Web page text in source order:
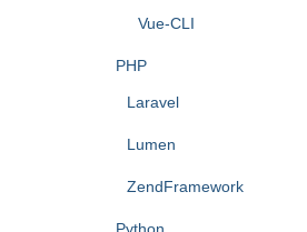
Vue-CLI
PHP
Laravel
Lumen
ZendFramework